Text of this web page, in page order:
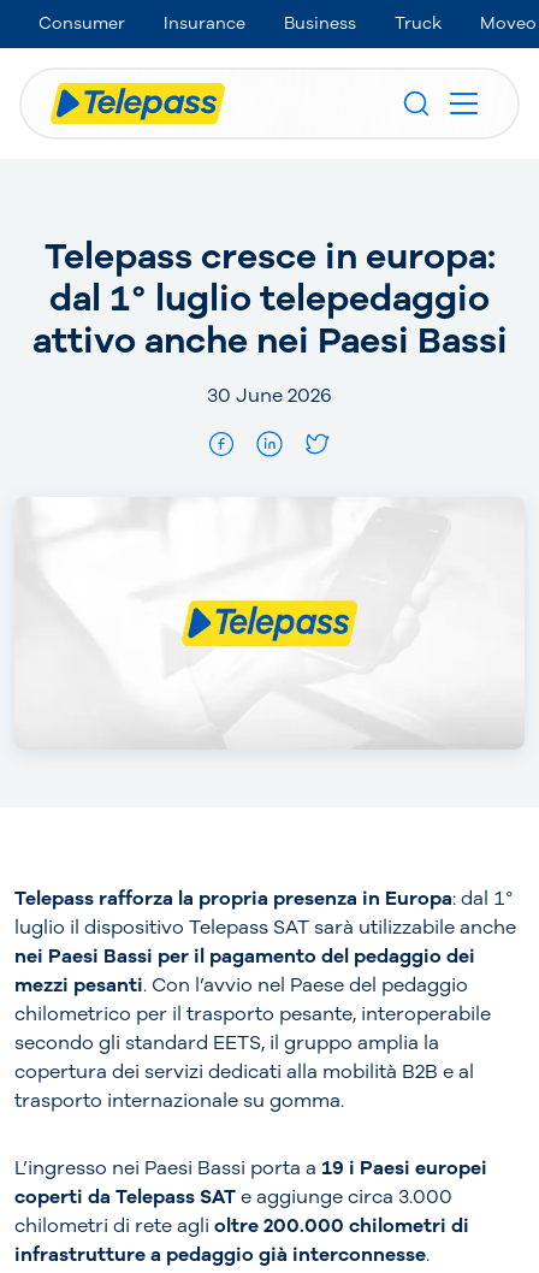
Consumer Insurance Business Truck Moveo
Telepass cresce in europa:
dal 1° luglio telepedaggio
attivo anche nei Paesi Bassi
30 June 2026
Telepass rafforza la propria presenza in Europa: dal 1°
luglio il dispositivo Telepass SAT sarà utilizzabile anche
nei Paesi Bassi per il pagamento del pedaggio dei
mezzi pesanti. Con l’avvio nel Paese del pedaggio
chilometrico per il trasporto pesante, interoperabile
secondo gli standard EETS, il gruppo amplia la
copertura dei servizi dedicati alla mobilità B2B e al
trasporto internazionale su gomma.
L’ingresso nei Paesi Bassi porta a 19 i Paesi europei
coperti da Telepass SATe aggiunge circa 3.000
chilometri di rete agli oltre 200.000 chilometri di
infrastrutture a pedaggio già interconnesse.